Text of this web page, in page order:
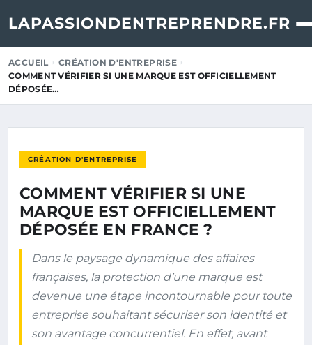
LAPASSIONDENTREPRENDRE.FR
ACCUEIL
CRÉATION D'ENTREPRISE
COMMENT VÉRIFIER SI UNE MARQUE EST OFFICIELLEMENT
DÉPOSÉE…
CRÉATION D'ENTREPRISE
COMMENT VÉRIFIER SI UNE
MARQUE EST OFFICIELLEMENT
DÉPOSÉE EN FRANCE ?
Dans le paysage dynamique des affaires
françaises, la protection d’une marque est
devenue une étape incontournable pour toute
entreprise souhaitant sécuriser son identité et
son avantage concurrentiel. En effet, avant